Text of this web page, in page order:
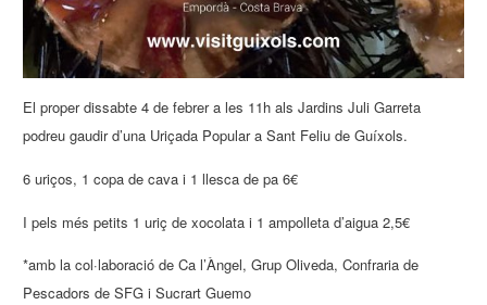
El proper dissabte 4 de febrer a les 11h als Jardins Juli Garreta
podreu gaudir d’una Uriçada Popular a Sant Feliu de Guíxols.
6 uriços, 1 copa de cava i 1 llesca de pa 6€
I pels més petits 1 uriç de xocolata i 1 ampolleta d’aigua 2,5€
*amb la col·laboració de Ca l’Àngel, Grup Oliveda, Confraria de
Pescadors de SFG i Sucrart Guemo